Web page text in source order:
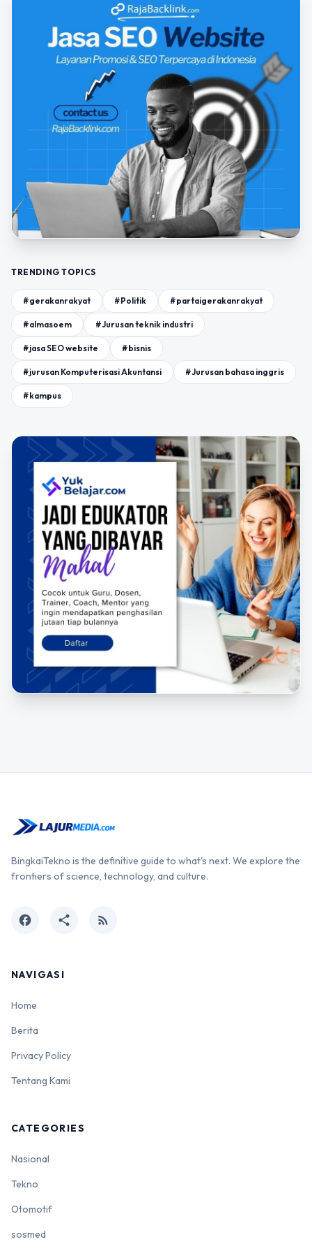
TRENDING TOPICS
#gerakanrakyat #Politik #partaigerakanrakyat
#almasoem #Jurusan teknik industri
#jasa SEO website #bisnis
#jurusan Komputerisasi Akuntansi #Jurusan bahasa inggris
#kampus
BingkaiTekno is the definitive guide to what's next. We explore the
frontiers of science, technology, and culture.
facebook share rss_feed
NAVIGASI
Home
Berita
Privacy Policy
Tentang Kami
CATEGORIES
Nasional
Tekno
Otomotif
sosmed